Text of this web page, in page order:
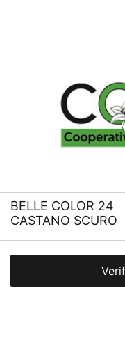
BELLE COLOR 24
CASTANO SCURO